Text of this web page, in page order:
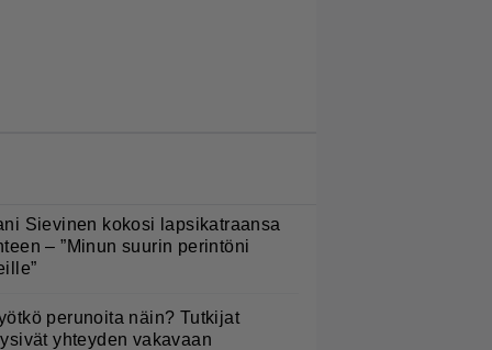
Sievinen kokosi lapsikatraansa
– ”Minun suurin perintöni
perunoita näin? Tutkijat
yhteyden vakavaan